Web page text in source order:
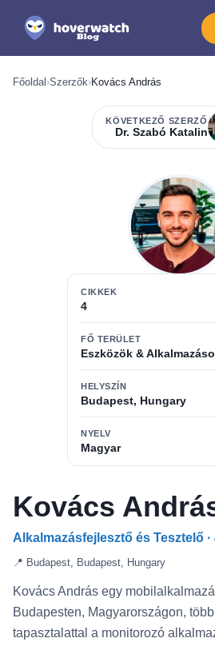
Főoldal ›Szerzők›Kovács András
KÖVETKEZŐ SZERZŐ
Dr. Szabó Katalin
CIKKEK
4
FŐ TERÜLET
Eszközök &
HELYSZÍN
Budapest, Hungary
NYELV
Magyar
Kovács
Alkalmazásfejlesztő és Tesztelő ·
📍 Budapest, Budapest, Hungary
Kovács András egy
Budapesten, Magyarországon,
tapasztalattal a monitorozó